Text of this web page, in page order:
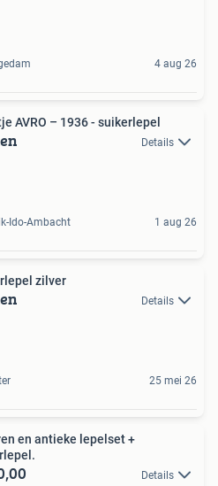
4 aug 26
AVRO – 1936 - suikerlepel
Details
Ido-Ambacht 1 aug 26
zilver
Details
25 mei 26
en antieke lepelset +
Details